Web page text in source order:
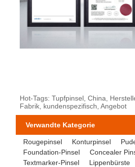
Hot-Tags: Tupfpinsel, China,
Fabrik, kundenspezifisch, Angebot
Verwandte Kategorie
Rougepinsel Konturpinsel
Foundation-Pinsel
Concealer
Textmarker-Pinsel
Lippenbürste